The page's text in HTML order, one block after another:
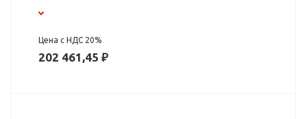
Цена с НДС 20%
202 461,45 ₽